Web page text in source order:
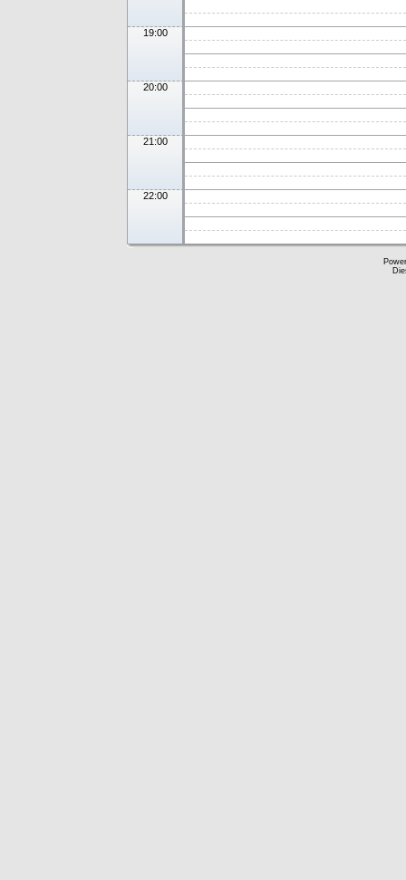
19:00
20:00
21:00
22:00